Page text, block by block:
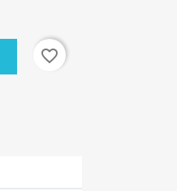
favorite_border